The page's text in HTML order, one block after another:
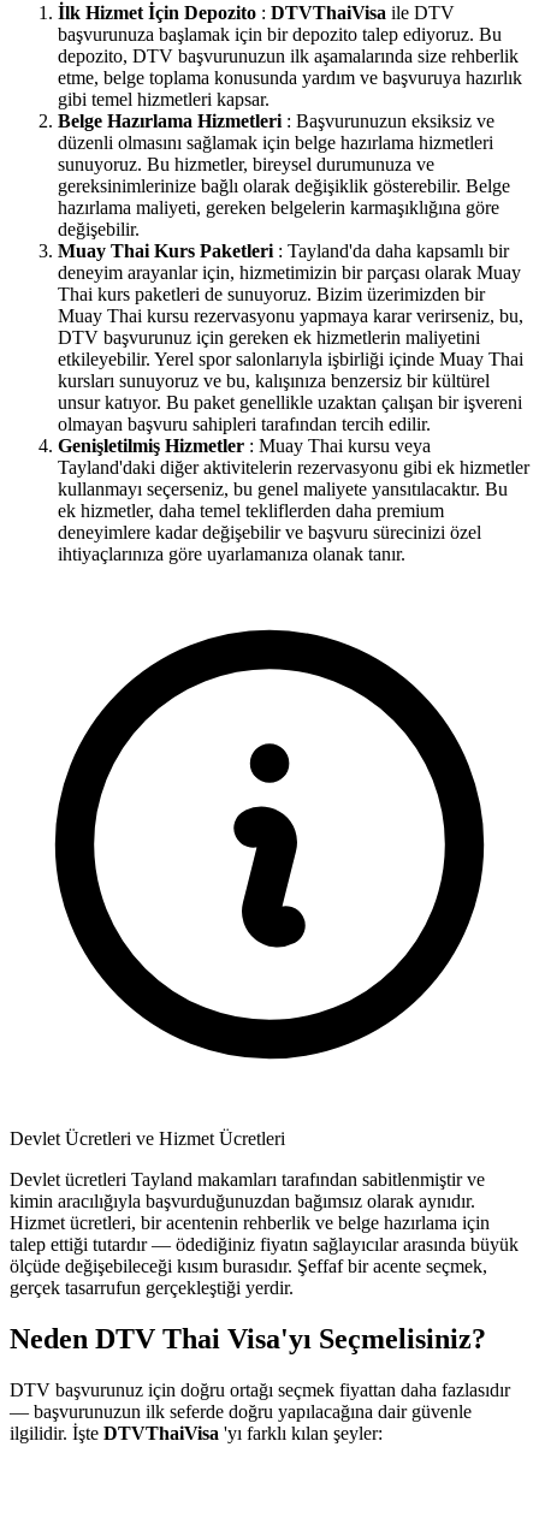
İlk Hizmet İçin Depozito : DTVThaiVisa ile DTV
başvurunuza başlamak için bir depozito talep ediyoruz. Bu
depozito, DTV başvurunuzun ilk aşamalarında size rehberlik
etme, belge toplama konusunda yardım ve başvuruya hazırlık
gibi temel hizmetleri kapsar.
Belge Hazırlama Hizmetleri : Başvurunuzun eksiksiz ve
düzenli olmasını sağlamak için belge hazırlama hizmetleri
sunuyoruz. Bu hizmetler, bireysel durumunuza ve
gereksinimlerinize bağlı olarak değişiklik gösterebilir. Belge
hazırlama maliyeti, gereken belgelerin karmaşıklığına göre
değişebilir.
Muay Thai Kurs Paketleri : Tayland'da daha kapsamlı bir
deneyim arayanlar için, hizmetimizin bir parçası olarak Muay
Thai kurs paketleri de sunuyoruz. Bizim üzerimizden bir
Muay Thai kursu rezervasyonu yapmaya karar verirseniz, bu,
DTV başvurunuz için gereken ek hizmetlerin maliyetini
etkileyebilir. Yerel spor salonlarıyla işbirliği içinde Muay Thai
kursları sunuyoruz ve bu, kalışınıza benzersiz bir kültürel
unsur katıyor. Bu paket genellikle uzaktan çalışan bir işvereni
olmayan başvuru sahipleri tarafından tercih edilir.
Genişletilmiş Hizmetler : Muay Thai kursu veya
Tayland'daki diğer aktivitelerin rezervasyonu gibi ek hizmetler
kullanmayı seçerseniz, bu genel maliyete yansıtılacaktır. Bu
ek hizmetler, daha temel tekliflerden daha premium
deneyimlere kadar değişebilir ve başvuru sürecinizi özel
ihtiyaçlarınıza göre uyarlamanıza olanak tanır.
Devlet Ücretleri ve Hizmet Ücretleri
Devlet ücretleri Tayland makamları tarafından sabitlenmiştir ve
kimin aracılığıyla başvurduğunuzdan bağımsız olarak aynıdır.
Hizmet ücretleri, bir acentenin rehberlik ve belge hazırlama için
talep ettiği tutardır — ödediğiniz fiyatın sağlayıcılar arasında büyük
ölçüde değişebileceği kısım burasıdır. Şeffaf bir acente seçmek,
gerçek tasarrufun gerçekleştiği yerdir.
Neden DTV Thai Visa'yı Seçmelisiniz?
DTV başvurunuz için doğru ortağı seçmek fiyattan daha fazlasıdır
— başvurunuzun ilk seferde doğru yapılacağına dair güvenle
ilgilidir. İşte DTVThaiVisa 'yı farklı kılan şeyler: